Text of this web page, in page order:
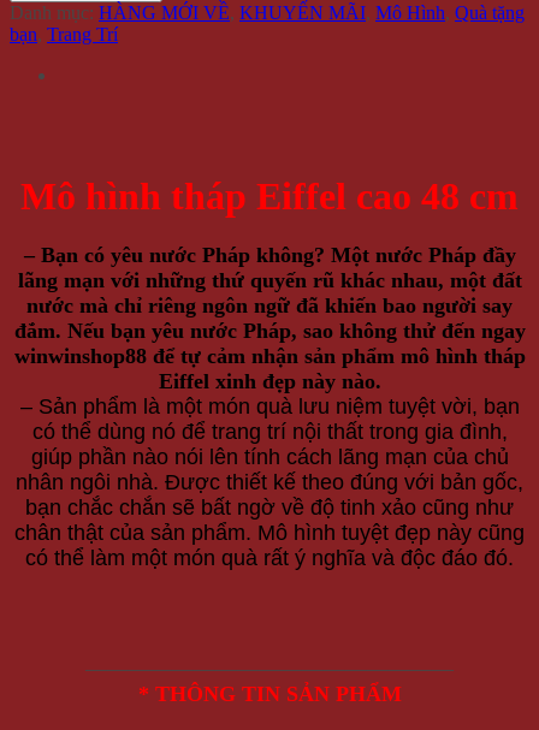
Danh mục: HÀNG MỚI VỀ, KHUYẾN MÃI, Mô Hình, Quà tặng
bạn, Trang Trí
Mô hình tháp Eiffel cao 48 cm
– Bạn có yêu nước Pháp không? Một nước Pháp đầy
lãng mạn với những thứ quyến rũ khác nhau, một đất
nước mà chỉ riêng ngôn ngữ đã khiến bao người say
đắm. Nếu bạn yêu nước Pháp, sao không thử đến ngay
winwinshop88 để tự cảm nhận sản phẩm mô hình tháp
Eiffel xinh đẹp này nào.
– Sản phẩm là một món quà lưu niệm tuyệt vời, bạn
có thể dùng nó để trang trí nội thất trong gia đình,
giúp phần nào nói lên tính cách lãng mạn của chủ
nhân ngôi nhà. Được thiết kế theo đúng với bản gốc,
bạn chắc chắn sẽ bất ngờ về độ tinh xảo cũng như
chân thật của sản phẩm. Mô hình tuyệt đẹp này cũng
có thể làm một món quà rất ý nghĩa và độc đáo đó.
—————————————————
* THÔNG TIN SẢN PHẨM